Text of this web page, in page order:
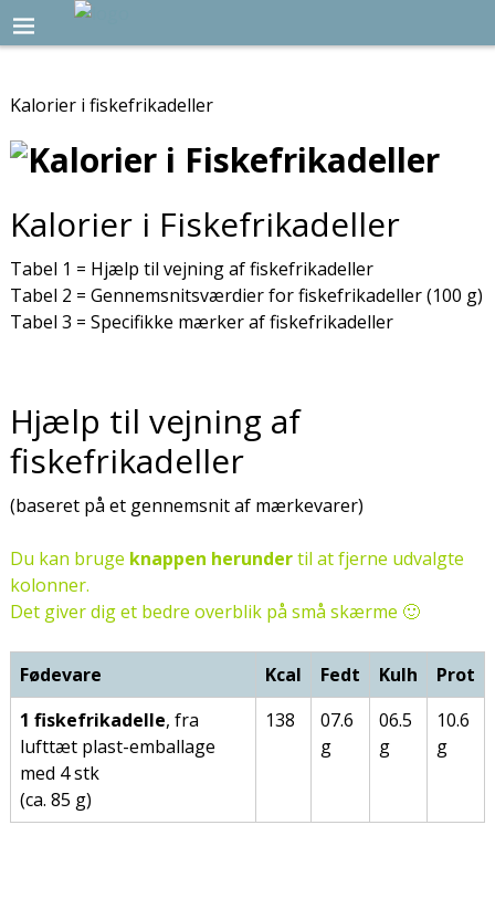
Kalorier i fiskefrikadeller
Kalorier i Fiskefrikadeller
Tabel 1 = Hjælp til vejning af fiskefrikadeller
Tabel 2 = Gennemsnitsværdier for fiskefrikadeller (100 g)
Tabel 3 = Specifikke mærker af fiskefrikadeller
Hjælp til vejning af
fiskefrikadeller
(baseret på et gennemsnit af mærkevarer)
Du kan bruge knappen herundertil at fjerne udvalgte
kolonner.
Det giver dig et bedre overblik på små skærme 🙂
Fødevare Kcal Fedt Kulh
Prot
1 fiskefrikadelle, fra
lufttæt plast-emballage
med 4 stk
(ca. 85 g)
138
07.6
g
06.5
g
10.6
g